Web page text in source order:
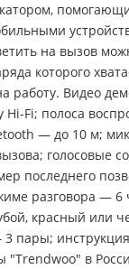
на вызов
которого
работу. Видео
Hi-Fi; полоса
— до 10 м;
голосовые
последнего
разговора —
красный или
пары;
"Trendwoo" в